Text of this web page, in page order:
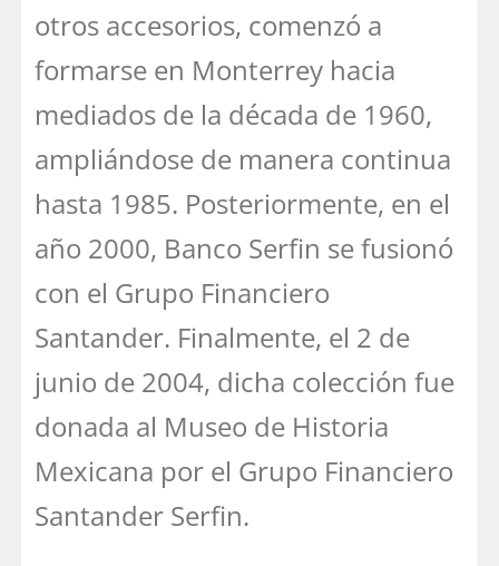
otros accesorios, comenzó a
formarse en Monterrey hacia
mediados de la década de 1960,
ampliándose de manera continua
hasta 1985. Posteriormente, en el
año 2000, Banco Serfin se fusionó
con el Grupo Financiero
Santander. Finalmente, el 2 de
junio de 2004, dicha colección fue
donada al Museo de Historia
Mexicana por el Grupo Financiero
Santander Serfin.